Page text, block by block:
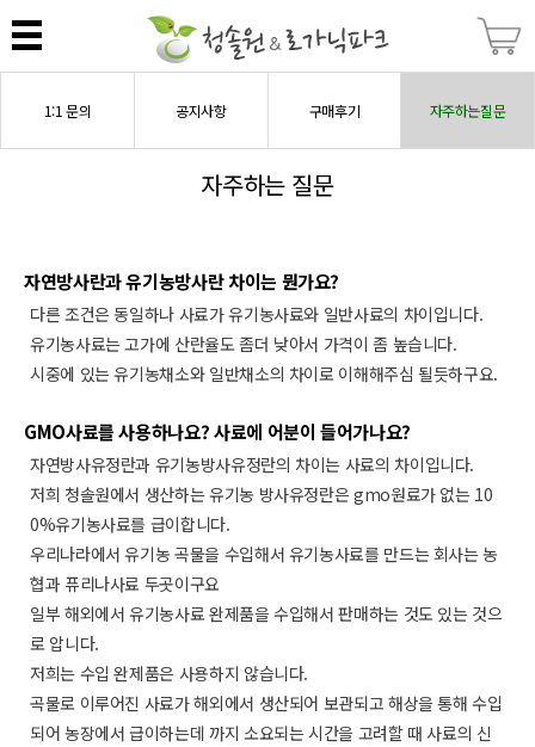
1:1 문의 공지사항 구매후기 자주하는질문
자주하는 질문
자연방사란과 유기농방사란 차이는 뭔가요?
다른 조건은 동일하나 사료가 유기농사료와 일반사료의 차이입니다.
유기농사료는 고가에 산란율도 좀더 낮아서 가격이 좀 높습니다.
시중에 있는 유기농채소와 일반채소의 차이로 이해해주심 될듯하구요.
GMO사료를 사용하나요? 사료에 어분이 들어가나요?
자연방사유정란과 유기농방사유정란의 차이는 사료의 차이입니다.
저희 청솔원에서 생산하는 유기농 방사유정란은 gmo원료가 없는 10
0%유기농사료를 급이합니다.
우리나라에서 유기농 곡물을 수입해서 유기농사료를 만드는 회사는 농
협과 퓨리나사료 두곳이구요
일부 해외에서 유기농사료 완제품을 수입해서 판매하는 것도 있는 것으
로 압니다.
저희는 수입 완제품은 사용하지 않습니다.
곡물로 이루어진 사료가 해외에서 생산되어 보관되고 해상을 통해 수입
되어 농장에서 급이하는데 까지 소요되는 시간을 고려할 때 사료의 신